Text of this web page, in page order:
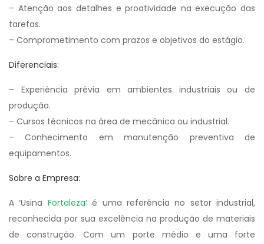
– Atenção aos detalhes e proatividade na execução das
tarefas.
– Comprometimento com prazos e objetivos do estágio.
Diferenciais:
– Experiência prévia em ambientes industriais ou de
produção.
– Cursos técnicos na área de mecânica ou industrial.
– Conhecimento em manutenção preventiva de
equipamentos.
Sobre a Empresa:
A ‘Usina Fortaleza‘ é uma referência no setor industrial,
reconhecida por sua excelência na produção de materiais
de construção. Com um porte médio e uma forte